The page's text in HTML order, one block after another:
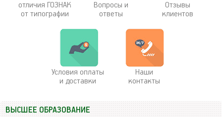
отличия ГОЗНАК
от типографии
Вопросы и
ответы
Отзывы
клиентов
Условия оплаты
и доставки
Наши
контакты
ВЫСШЕЕ ОБРАЗОВАНИЕ